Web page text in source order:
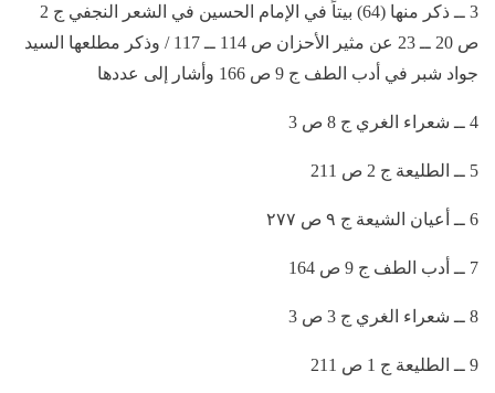
3 ــ ذكر منها (64) بيتاً في الإمام الحسين في الشعر النجفي ج 2
ص 20 ــ 23 عن مثير الأحزان ص 114 ــ 117 / وذكر مطلعها السيد
جواد شبر في أدب الطف ج 9 ص 166 وأشار إلى عددها
4 ــ شعراء الغري ج 8 ص 3
5 ــ الطليعة ج 2 ص 211
6 ــ أعيان الشيعة ج ٩ ص ٢٧٧
7 ــ أدب الطف ج 9 ص 164
8 ــ شعراء الغري ج 3 ص 3
9 ــ الطليعة ج 1 ص 211